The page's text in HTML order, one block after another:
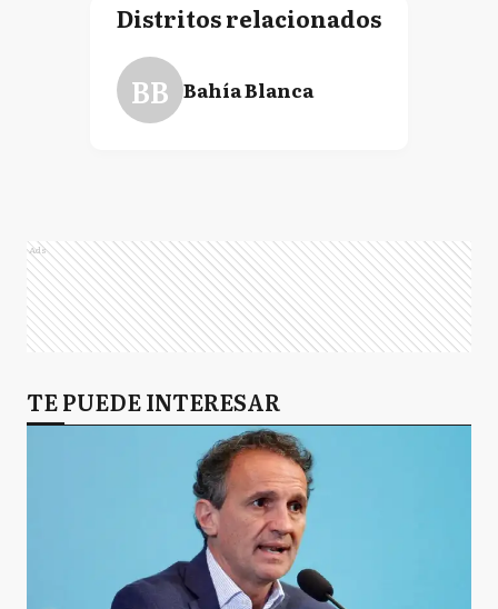
Distritos relacionados
BB Bahía Blanca
Ads
TE PUEDE INTERESAR